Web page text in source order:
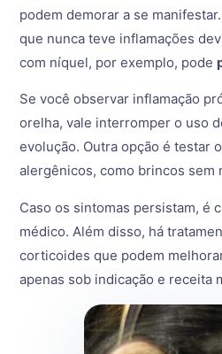
podem demorar a se
que nunca teve inflamações
com níquel, por exemplo, pode
Se você observar inflamação
orelha, vale interromper o uso
evolução. Outra opção é testar
alergênicos, como brincos sem
Caso os sintomas persistam, é
médico. Além disso, há
corticoides que podem
apenas sob indicação e receita